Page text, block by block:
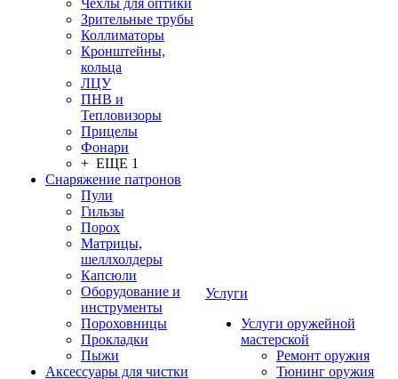
Чехлы для оптики
Зрительные трубы
Коллиматоры
Кронштейны,
кольца
ЛЦУ
ПНВ и
Тепловизоры
Прицелы
Фонари
+ ЕЩЕ 1
Снаряжение патронов
Пули
Гильзы
Порох
Матрицы,
шеллхолдеры
Капсюли
Оборудование и
инструменты
Пороховницы
Прокладки
Пыжи
Аксессуары для чистки
Услуги
Услуги оружейной
мастерской
Ремонт оружия
Тюнинг оружия